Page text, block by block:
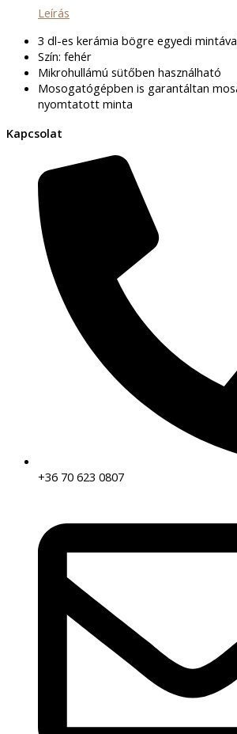
Leírás
3 dl-es kerámia bögre egyedi
Szín: fehér
Mikrohullámú sütőben használható
Mosogatógépben is garantáltan
nyomtatott minta
Kapcsolat
+36 70 623 0807